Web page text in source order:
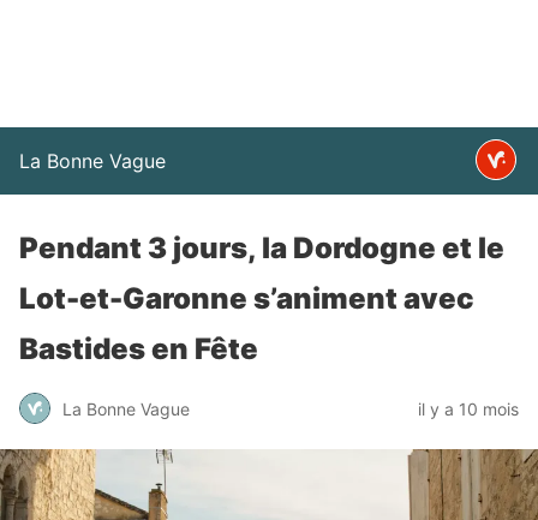
La Bonne Vague
Pendant 3 jours, la Dordogne et le
Lot-et-Garonne s’animent avec
Bastides en Fête
La Bonne Vague il y a 10 mois